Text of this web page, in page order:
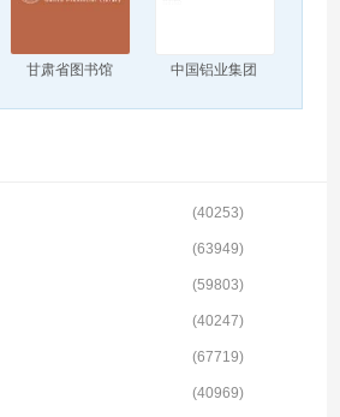
甘肃省图书馆 中国铝业集团
(40253)
(63949)
(59803)
(40247)
(67719)
(40969)